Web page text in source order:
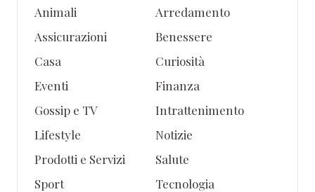
Animali
Arredamento
Assicurazioni
Benessere
Casa
Curiosità
Eventi
Finanza
Gossip e TV
Intrattenimento
Lifestyle
Notizie
Prodotti e Servizi
Salute
Sport
Tecnologia